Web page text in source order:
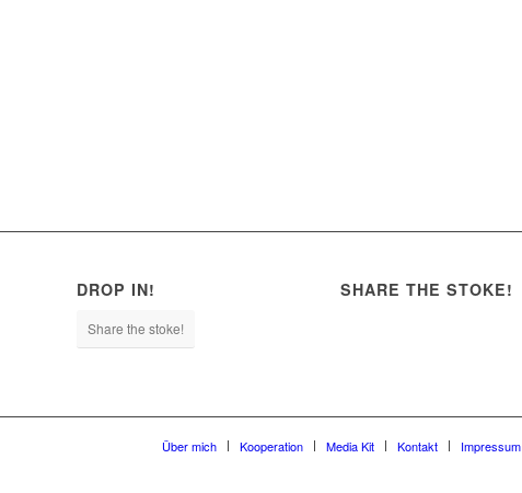
DROP IN!
Share the stoke!
SHARE THE STOKE!
Über mich Kooperation Media Kit Kontakt Impressum